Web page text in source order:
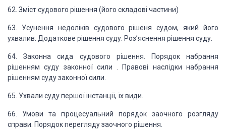
62. Зміст судового рішення (його складові частини)
63. Усунення недоліків судового рішеня судом, який його
ухвалив. Додаткове рішення суду. Роз’яснення рішення суду.
64. Законна сида судового рішення. Порядок набрання
рішенням суду законної сили . Правові наслідки набрання
рішенням суду законної сили.
65. Ухвали суду першої інстанції, їх види.
66. Умови та процесуальний порядок заочного розгляду
справи. Порядок перегляду заочного рішення.